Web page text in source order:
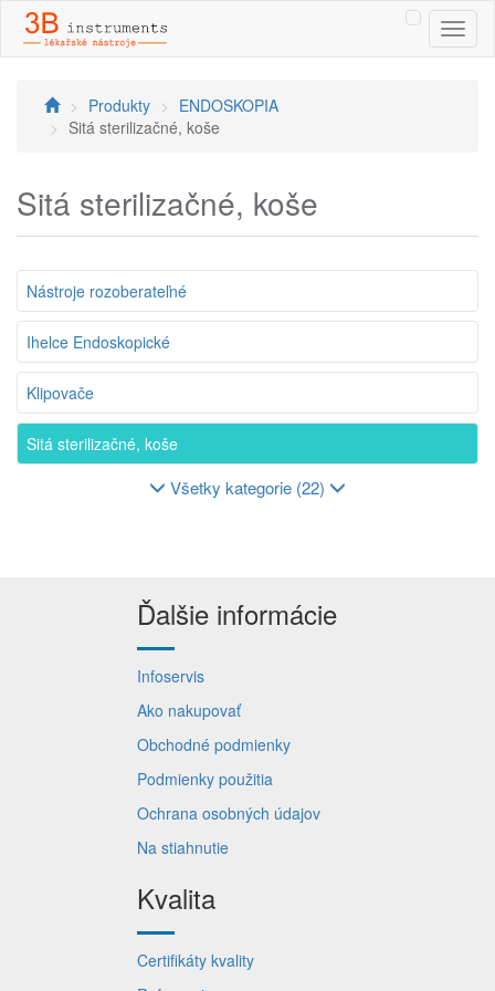
Produkty
ENDOSKOPIA
Sitá sterilizačné, koše
Sitá sterilizačné, koše
Nástroje rozoberateľné
Ihelce Endoskopické
Klipovače
Sitá sterilizačné, koše
Všetky kategorie (22)
Ďalšie informácie
Infoservis
Ako nakupovať
Obchodné podmienky
Podmienky použitia
Ochrana osobných údajov
Na stiahnutie
Kvalita
Certifikáty kvality